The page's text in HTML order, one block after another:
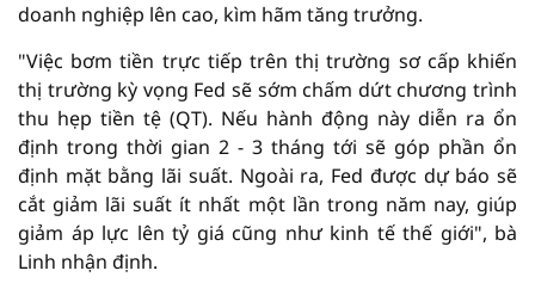
doanh nghiệp lên cao, kìm hãm tăng trưởng.
"Việc bơm tiền trực tiếp trên thị trường sơ cấp khiến
thị trường kỳ vọng Fed sẽ sớm chấm dứt chương trình
thu hẹp tiền tệ (QT). Nếu hành động này diễn ra ổn
định trong thời gian 2 - 3 tháng tới sẽ góp phần ổn
định mặt bằng lãi suất. Ngoài ra, Fed được dự báo sẽ
cắt giảm lãi suất ít nhất một lần trong năm nay, giúp
giảm áp lực lên tỷ giá cũng như kinh tế thế giới", bà
Linh nhận định.